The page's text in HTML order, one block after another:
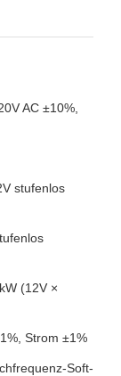
AC ±10%,
stufenlos
(12V ×
Strom ±1%
Soft-